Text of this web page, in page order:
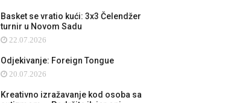
Basket se vratio kući: 3x3 Čelendžer
turnir u Novom Sadu
22.07.2026
Odjekivanje: Foreign Tongue
20.07.2026
Kreativno izražavanje kod osoba sa